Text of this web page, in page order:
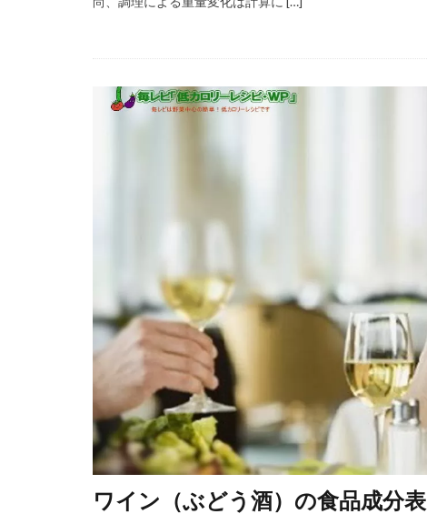
ワイン（ぶどう酒）の食品成分表